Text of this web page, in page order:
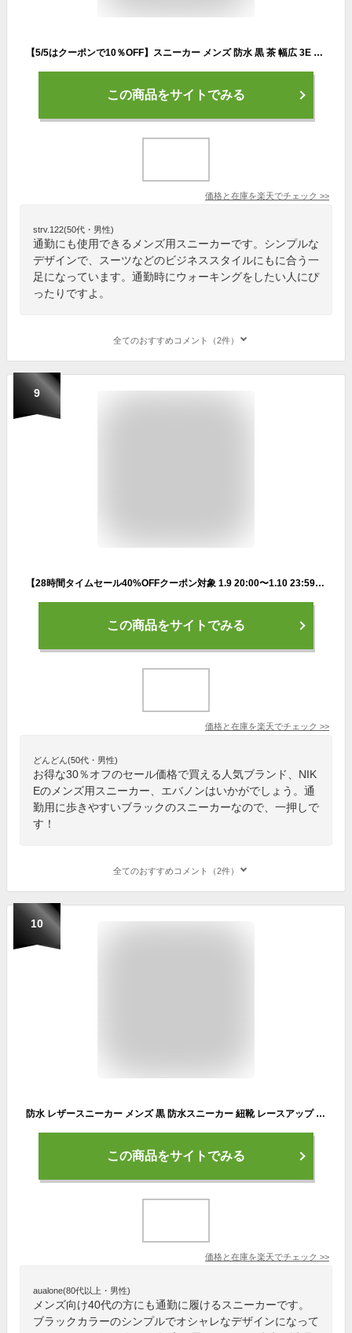
【5/5はクーポンで10％OFF】スニーカー メンズ 防水 黒 茶 幅広 3E 防滑 軽量 歩きやすい 滑りにくい ウィルソン ウォータープルーフ wilson Water-proof 1901 ウォーキング カジュアル シューズ 雨 靴【2207】 送料無料
この商品をサイトでみる
価格と在庫を楽天でチェック >>
strv.122(50代・男性)
通勤にも使用できるメンズ用スニーカーです。シンプルな
デザインで、スーツなどのビジネススタイルにもに合う一
足になっています。通勤時にウォーキングをしたい人にぴ
ったりですよ。
全てのおすすめコメント（2件）
9
【28時間タイムセール40%OFFクーポン対象 1.9 20:00〜1.10 23:59】ナイキ エバノン LOW メンズシューズ NIKE シューズ ライフスタイル スニーカー Sportswear メンズ スポーツ カジュアル ローカット オールブラック 靴 アウトドア シンプル 24cm-33cm aq1775-003
この商品をサイトでみる
価格と在庫を楽天でチェック >>
どんどん(50代・男性)
お得な30％オフのセール価格で買える人気ブランド、NIK
Eのメンズ用スニーカー、エバノンはいかがでしょう。通
勤用に歩きやすいブラックのスニーカーなので、一押しで
す！
全てのおすすめコメント（2件）
10
防水 レザースニーカー メンズ 黒 防水スニーカー 紐靴 レースアップ 幅広 PUレザー 革 合成皮革 透湿 軽量 歩きやすい 疲れない 紳士靴 大人 男性 ビジネス カジュアル 通勤 通学 就活 父の日 ウォーキングシューズ 20代 30代 40代 50代 【送料無料】
この商品をサイトでみる
価格と在庫を楽天でチェック >>
aualone(80代以上・男性)
メンズ向け40代の方にも通勤に履けるスニーカーです。
ブラックカラーのシンプルでオシャレなデザインになって